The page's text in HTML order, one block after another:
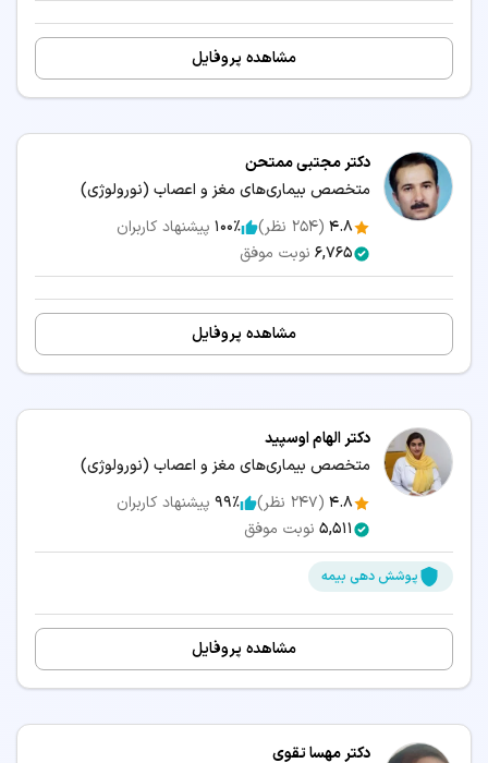
مشاهده پروفایل
دکتر مجتبی ممتحن
متخصص بیماری‌های مغز و اعصاب (نورولوژی)
4.8
(
254 نظر) 100٪ پیشنهاد کاربران
6,765 نوبت موفق
مشاهده پروفایل
دکتر الهام اوسپید
متخصص بیماری‌های مغز و اعصاب (نورولوژی)
4.8
(
247 نظر) 99٪ پیشنهاد کاربران
5,511 نوبت موفق
پوشش دهی بیمه
مشاهده پروفایل
دکتر مهسا تقوی